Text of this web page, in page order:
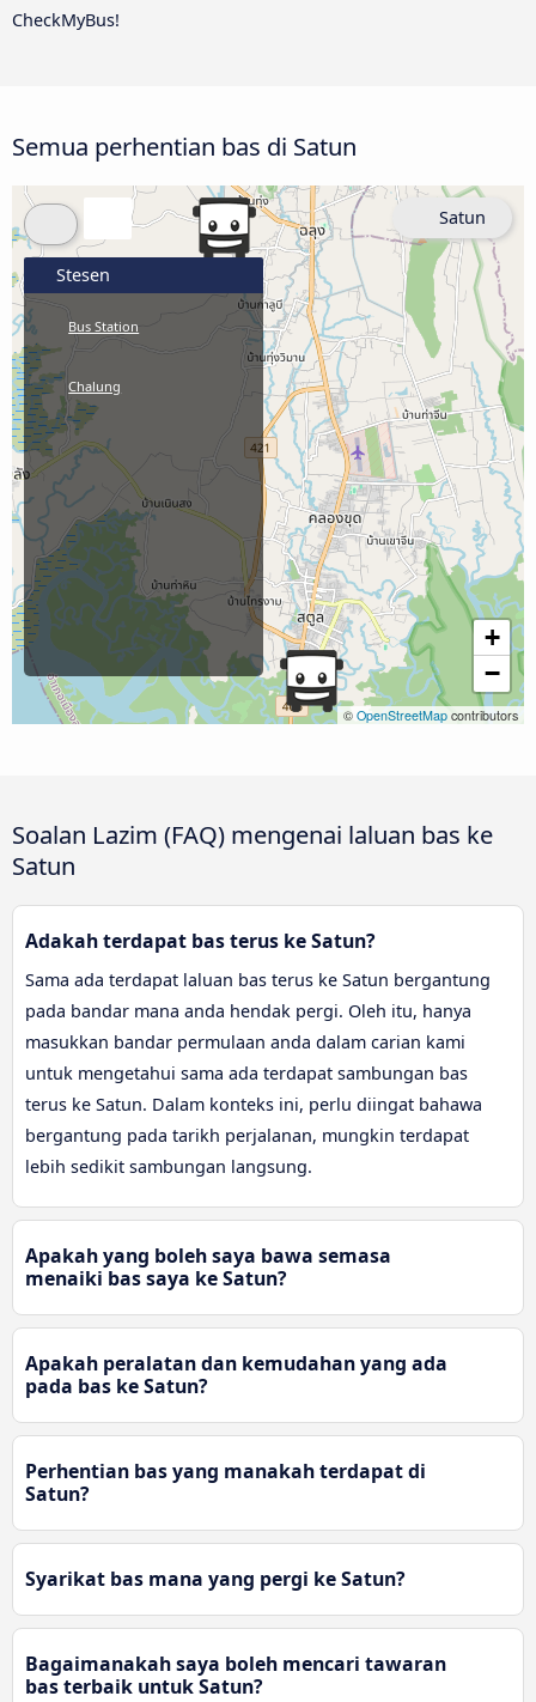
CheckMyBus!
Semua perhentian bas di Satun
+
−
© OpenStreetMap contributors
Stesen
Bus Station
Chalung
Satun
Soalan Lazim (FAQ) mengenai laluan bas ke
Satun
Adakah terdapat bas terus ke Satun?
Sama ada terdapat laluan bas terus ke Satun bergantung
pada bandar mana anda hendak pergi. Oleh itu, hanya
masukkan bandar permulaan anda dalam carian kami
untuk mengetahui sama ada terdapat sambungan bas
terus ke Satun. Dalam konteks ini, perlu diingat bahawa
bergantung pada tarikh perjalanan, mungkin terdapat
lebih sedikit sambungan langsung.
Apakah yang boleh saya bawa semasa
menaiki bas saya ke Satun?
Apakah peralatan dan kemudahan yang ada
pada bas ke Satun?
Perhentian bas yang manakah terdapat di
Satun?
Syarikat bas mana yang pergi ke Satun?
Bagaimanakah saya boleh mencari tawaran
bas terbaik untuk Satun?